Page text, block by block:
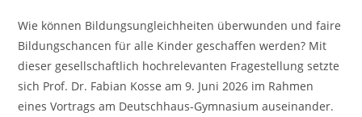
Wie können Bildungsungleichheiten überwunden und faire
Bildungschancen für alle Kinder geschaffen werden? Mit
dieser gesellschaftlich hochrelevanten Fragestellung setzte
sich Prof. Dr. Fabian Kosse am 9. Juni 2026 im Rahmen
eines Vortrags am Deutschhaus-Gymnasium auseinander.